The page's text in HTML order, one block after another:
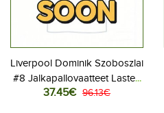
Liverpool Dominik Szoboszlai
#8 Jalkapallovaatteet Lasten
Vieraspeliasu 2026-27
37.45€ 96.13€